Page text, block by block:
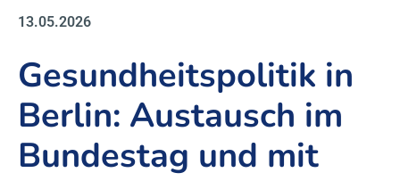
13.05.2026
Gesundheitspolitik in
Berlin: Austausch im
Bundestag und mit